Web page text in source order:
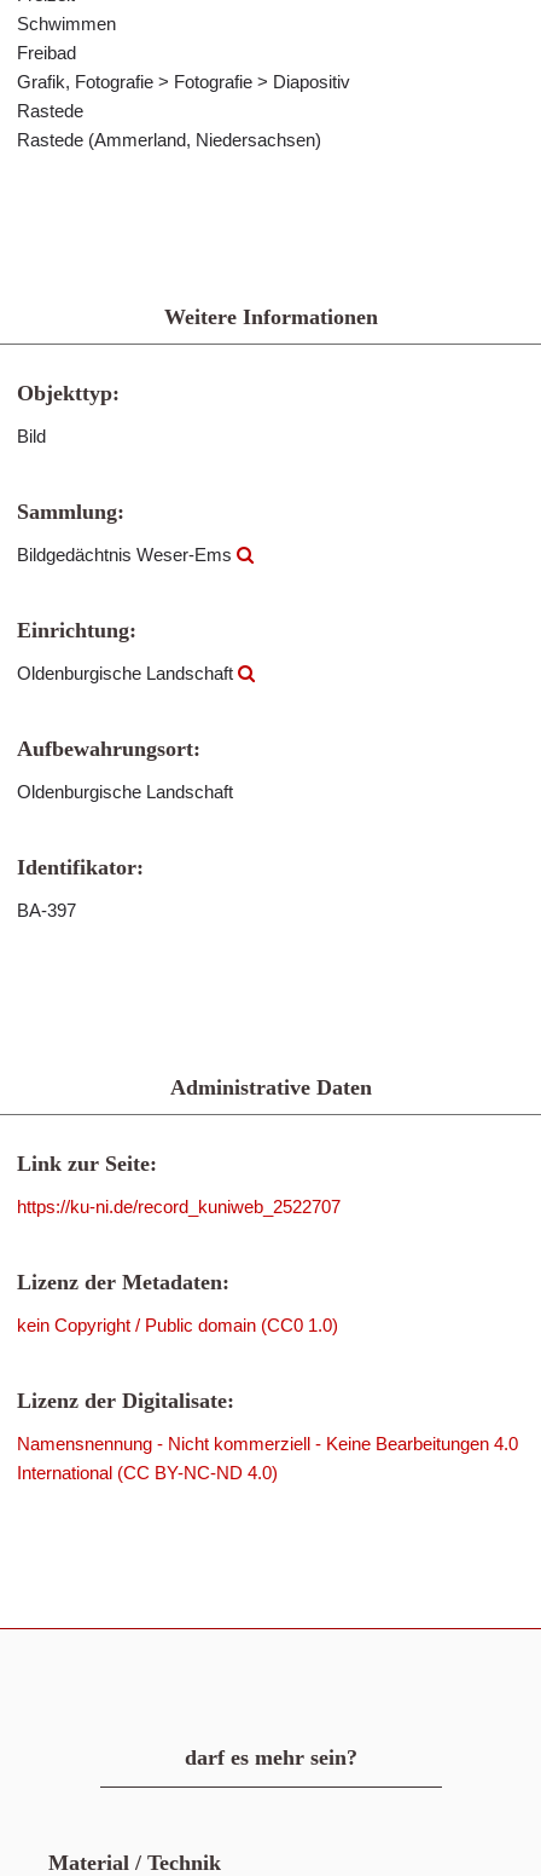
Schwimmen
Freibad
Grafik, Fotografie > Fotografie > Diapositiv
Rastede
Rastede (Ammerland, Niedersachsen)
Weitere Informationen
Objekttyp:
Bild
Sammlung:
Bildgedächtnis Weser-Ems
Einrichtung:
Oldenburgische Landschaft
Aufbewahrungsort:
Oldenburgische Landschaft
Identifikator:
BA-397
Administrative Daten
Link zur Seite:
https://ku-ni.de/record_kuniweb_2522707
Lizenz der Metadaten:
kein Copyright / Public domain (CC0 1.0)
Lizenz der Digitalisate:
Namensnennung - Nicht kommerziell - Keine Bearbeitungen 4.0
International (CC BY-NC-ND 4.0)
darf es mehr sein?
Material / Technik